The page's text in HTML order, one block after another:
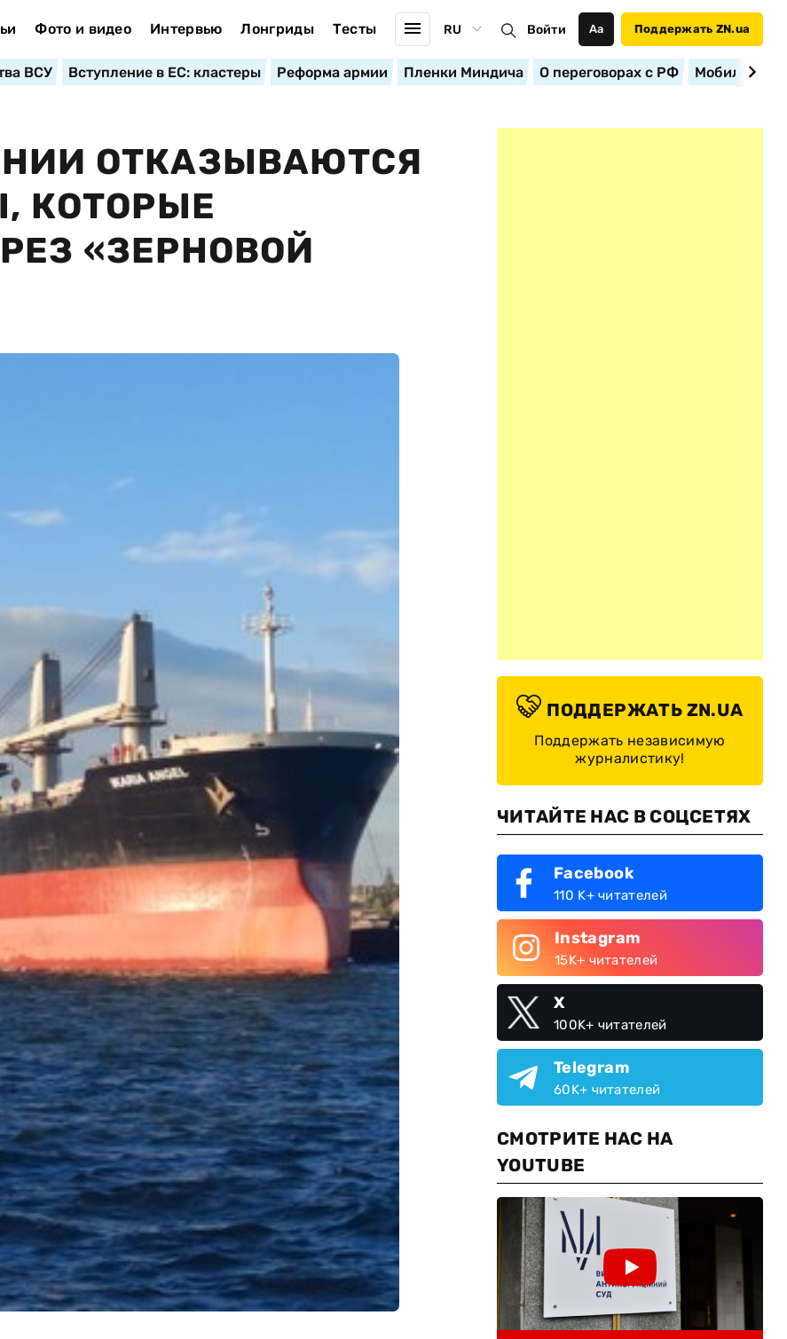
Фото и видео Интервью Лонгриды Тесты RU Войти Аа Поддержать ZN.ua
ВСУ Вступление в ЕС: кластеры Реформа армии Пленки Миндича О переговорах с РФ
ОТКАЗЫВАЮТСЯ
КОТОРЫЕ
«ЗЕРНОВОЙ
ПОДДЕРЖАТЬ ZN.UA
Поддержать независимую
журналистику!
ЧИТАЙТЕ НАС В СОЦСЕТЯХ
Facebook
110 K+ читателей
Instagram
15K+ читателей
X
100K+ читателей
Telegram
60K+ читателей
СМОТРИТЕ НАС НА
YOUTUBE